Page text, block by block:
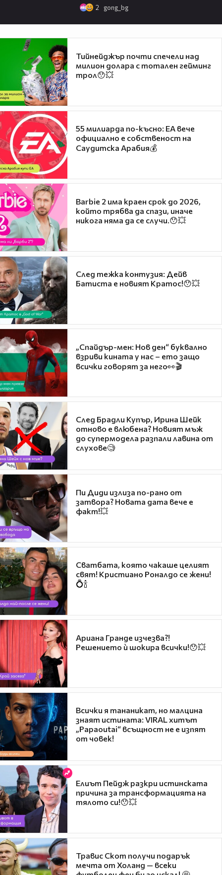
2 gong_bg
Тийнейджър почти спечели над
милион долара с тотален гейминг
трол😯💥
55 милиарда по-късно: EA вече
официално е собственост на
Саудитска Арабия💰
Barbie 2 има краен срок до 2026,
който трябва да спази, иначе
никога няма да се случи.😯💥
След тежка контузия: Дейв
Батиста е новият Кратос!😯💥
„Спайдър-мен: Нов ден“ буквално
взриви кината у нас – ето защо
всички говорят за него👀🎬
След Брадли Купър, Ирина Шейк
отново е влюбена? Новият мъж
до супермодела разпали лавина от
слухове🧐
Пи Диди излиза по-рано от
затвора? Новата дата вече е
факт!💥
Сватбата, която чакаше целият
свят! Кристиано Роналдо се жени!
💍🍾
Ариана Гранде изчезва?!
Решението ѝ шокира всички!😯💥
Всички я тананикат, но малцина
знаят истината: VIRAL хитът
„Papaoutai“ всъщност не е изпят
от човек!
Елиът Пейдж разкри истинската
причина за трансформацията на
тялото си!😯💥
Травис Скот получи подарък
мечта от Холанд — всеки